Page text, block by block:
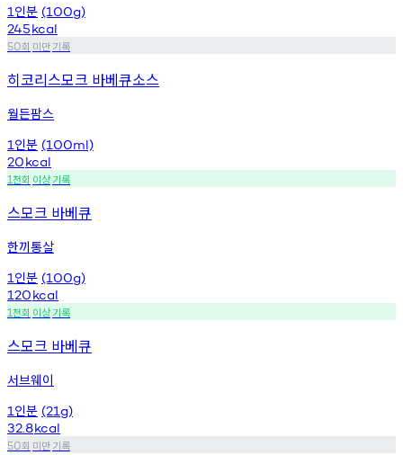
1 인분 (100g)
245kcal
50회 미만기록
히코리스모크 바베큐소스
월든팜스
1 인분 (100ml)
20kcal
1천회 이상기록
스모크 바베큐
한끼통살
1 인분 (100g)
120kcal
1천회 이상기록
스모크 바베큐
서브웨이
1 인분 (21g)
32.8kcal
50회 미만기록